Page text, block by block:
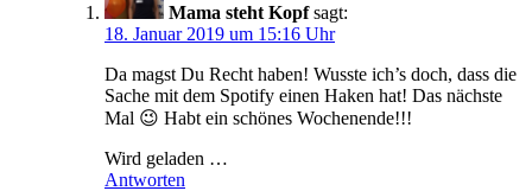
Mama steht Kopf sagt:
18. Januar 2019 um 15:16 Uhr
Da magst Du Recht haben! Wusste ich’s doch, dass die
Sache mit dem Spotify einen Haken hat! Das nächste
Mal 😉 Habt ein schönes Wochenende!!!
Wird geladen …
Antworten